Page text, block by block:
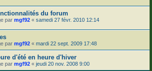
du forum
par mgf92 « samedi 27 févr. 2010 12:14
par mgf92 « mardi 22 sept. 2009 17:48
d'été en heure d'hiver
par mgf92 « jeudi 20 nov. 2008 9:00